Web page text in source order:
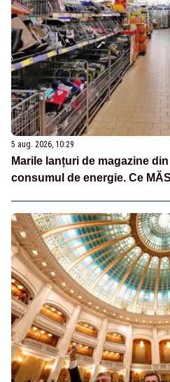
5 aug. 2026, 10:29
Marile lanțuri de magazine
consumul de energie. Ce